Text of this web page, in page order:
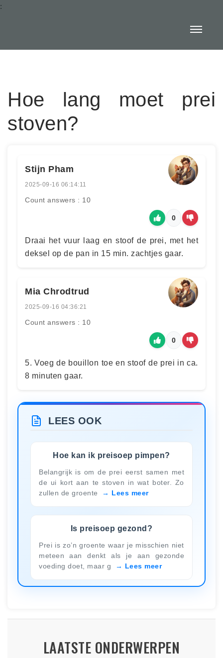
:
Hoe lang moet prei
stoven?
Stijn Pham
2025-09-16 06:14:11
Count answers : 10
0
Draai het vuur laag en stoof de prei, met het
deksel op de pan in 15 min. zachtjes gaar.
Mia Chrodtrud
2025-09-16 04:36:21
Count answers : 10
0
5. Voeg de bouillon toe en stoof de prei in ca.
8 minuten gaar.
LEES OOK
Hoe kan ik preisoep pimpen?
Belangrijk is om de prei eerst samen met
de ui kort aan te stoven in wat boter. Zo
zullen de groente
Lees meer
Is preisoep gezond?
Prei is zo’n groente waar je misschien niet
meteen aan denkt als je aan gezonde
voeding doet, maar g
Lees meer
LAATSTE ONDERWERPEN